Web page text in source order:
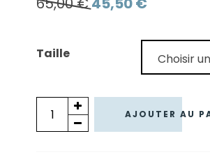
actuel
est :
Taille
quantité
de
AJOUTER AU